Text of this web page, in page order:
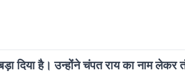
बड़ा दिया है। उन्होंंने चंपत राय का नाम